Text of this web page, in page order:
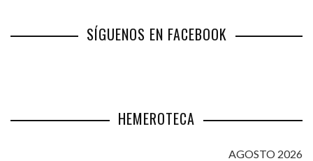
SÍGUENOS EN FACEBOOK
HEMEROTECA
AGOSTO 2026